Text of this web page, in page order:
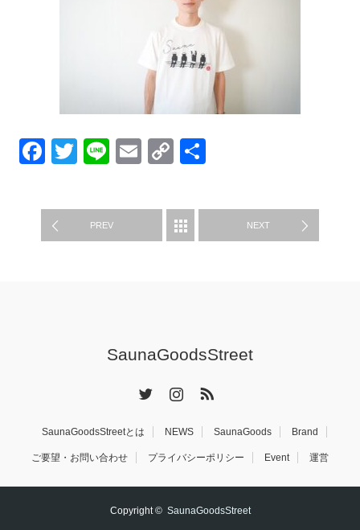
Facebook
Twitter
LineEmail
Copy
PREV
グッズ紹介 NEXT
SaunaGoodsStreet
SaunaGoodsStreetとは NEWS SaunaGoods Brand
ご要望・お問い合わせ プライバシーポリシー Event 運営
Copyright © SaunaGoodsStreet